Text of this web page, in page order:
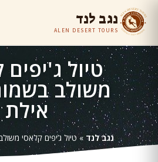
נגב לנד
ALEN DESERT TOURS
טיול
משולב
אילת
נגב לנד »טיול ג’יפים קלאסי